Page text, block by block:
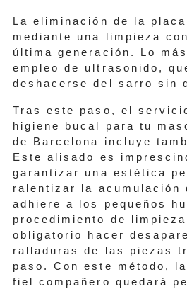
La eliminación de la
mediante una limpieza
última generación. Lo
empleo de ultrasonido,
deshacerse del sarro sin
Tras este paso, el
higiene bucal para tu
de Barcelona incluye
Este alisado es
garantizar una estética
ralentizar la acumulación
adhiere a los pequeños
procedimiento de
obligatorio hacer
ralladuras de las piezas
paso. Con este método,
fiel compañero quedará